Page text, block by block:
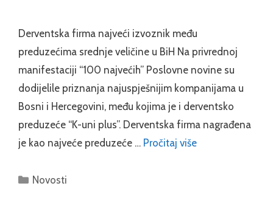
Derventska firma najveći izvoznik među
preduzećima srednje veličine u BiH Na privrednoj
manifestaciji “100 najvećih” Poslovne novine su
dodijelile priznanja najuspješnijim kompanijama u
Bosni i Hercegovini, među kojima je i derventsko
preduzeće “K-uni plus”. Derventska firma nagrađena
je kao najveće preduzeće … Pročitaj više
Categories
Novosti